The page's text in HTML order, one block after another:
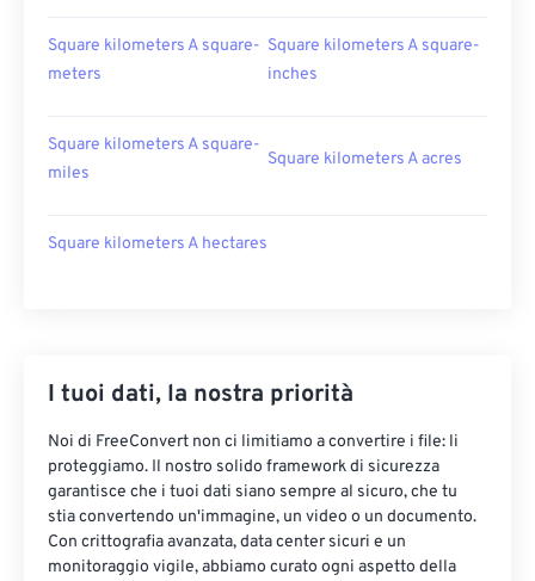
Square kilometers A square-
meters
Square kilometers A square-
inches
Square kilometers A square-
miles
Square kilometers A acres
Square kilometers A hectares
I tuoi dati, la nostra priorità
Noi di FreeConvert non ci limitiamo a convertire i file: li
proteggiamo. Il nostro solido framework di sicurezza
garantisce che i tuoi dati siano sempre al sicuro, che tu
stia convertendo un'immagine, un video o un documento.
Con crittografia avanzata, data center sicuri e un
monitoraggio vigile, abbiamo curato ogni aspetto della